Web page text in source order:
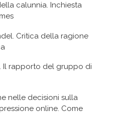
calunnia. Inchiesta
Critica della ragione
Il rapporto del gruppo di
nelle decisioni sulla
online. Come